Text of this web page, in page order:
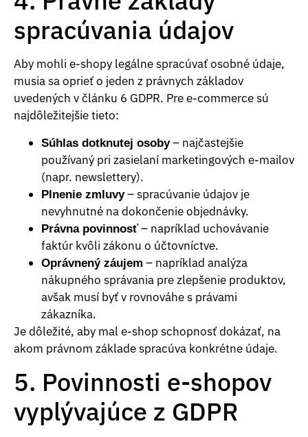
spracúvania údajov
Aby mohli e-shopy legálne spracúvať osobné údaje,
musia sa oprieť o jeden z právnych základov
uvedených v článku 6 GDPR. Pre e-commerce sú
najdôležitejšie tieto:
Súhlas dotknutej osoby– najčastejšie
používaný pri zasielaní marketingových e-mailov
(napr. newslettery).
Plnenie zmluvy– spracúvanie údajov je
nevyhnutné na dokončenie objednávky.
Právna povinnosť– napríklad uchovávanie
faktúr kvôli zákonu o účtovníctve.
Oprávnený záujem – napríklad analýza
nákupného správania pre zlepšenie produktov,
avšak musí byť v rovnováhe s právami
zákazníka.
Je dôležité, aby mal e-shop schopnosť dokázať, na
akom právnom základe spracúva konkrétne údaje.
5. Povinnosti e-shopov
vyplývajúce z GDPR